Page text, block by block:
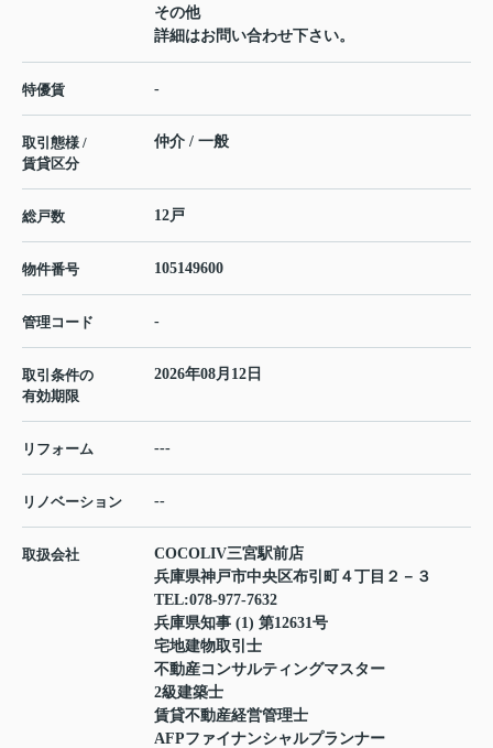
その他
詳細はお問い合わせ下さい。
特優賃 -
取引態様 /
賃貸区分
仲介 / 一般
総戸数 12戸
物件番号 105149600
管理コード -
取引条件の
有効期限
2026年08月12日
リフォーム ---
リノベーション --
取扱会社
COCOLIV三宮駅前店
兵庫県神戸市中央区布引町４丁目２－３
TEL:078-977-7632
兵庫県知事 (1) 第12631号
宅地建物取引士
不動産コンサルティングマスター
2級建築士
賃貸不動産経営管理士
AFPファイナンシャルプランナー